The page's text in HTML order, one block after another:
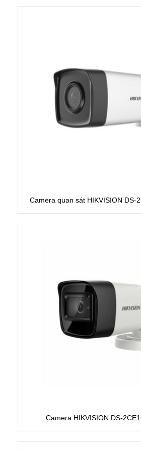
Camera quan sát HIKVISION DS-
Camera HIKVISION DS-